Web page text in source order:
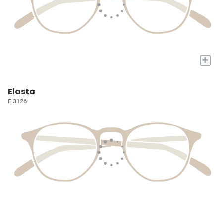
+
Elasta
E 3126